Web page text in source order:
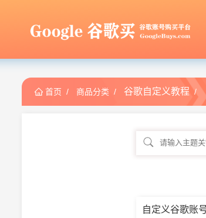
首页 / 商品分类 / 谷歌自定义教程 /
自定义谷歌账